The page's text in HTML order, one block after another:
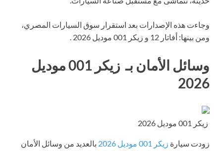
وجاءت هذه الإصدارات بعد استقرار سوق السيارات المصري،
ومن بينها: أفاتار 12 و زيكر 001 موديل 2026 .
وسائل الأمان بـ زيكر 001 موديل
2026
زيكر 001 موديل 2026
زودت سيارة زيكر 001 موديل 2026
بالعديد من وسائل الأمان